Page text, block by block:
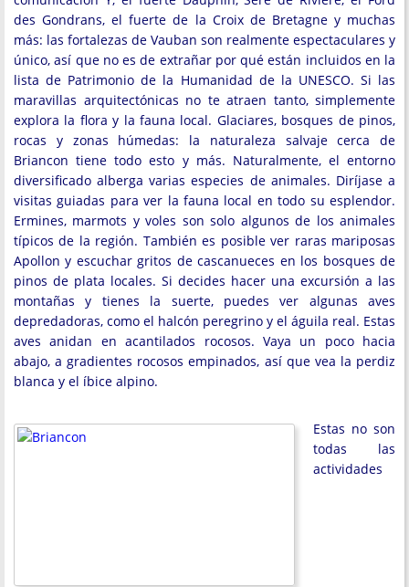
des Gondrans, el fuerte de la Croix de Bretagne y muchas
más: las fortalezas de Vauban son realmente espectaculares y
único, así que no es de extrañar por qué están incluidos en la
lista de Patrimonio de la Humanidad de la UNESCO. Si las
maravillas arquitectónicas no te atraen tanto, simplemente
explora la flora y la fauna local. Glaciares, bosques de pinos,
rocas y zonas húmedas: la naturaleza salvaje cerca de
Briancon tiene todo esto y más. Naturalmente, el entorno
diversificado alberga varias especies de animales. Diríjase a
visitas guiadas para ver la fauna local en todo su esplendor.
Ermines, marmots y voles son solo algunos de los animales
típicos de la región. También es posible ver raras mariposas
Apollon y escuchar gritos de cascanueces en los bosques de
pinos de plata locales. Si decides hacer una excursión a las
montañas y tienes la suerte, puedes ver algunas aves
depredadoras, como el halcón peregrino y el águila real. Estas
aves anidan en acantilados rocosos. Vaya un poco hacia
abajo, a gradientes rocosos empinados, así que vea la perdiz
blanca y el íbice alpino.
Estas no son
todas las
actividades